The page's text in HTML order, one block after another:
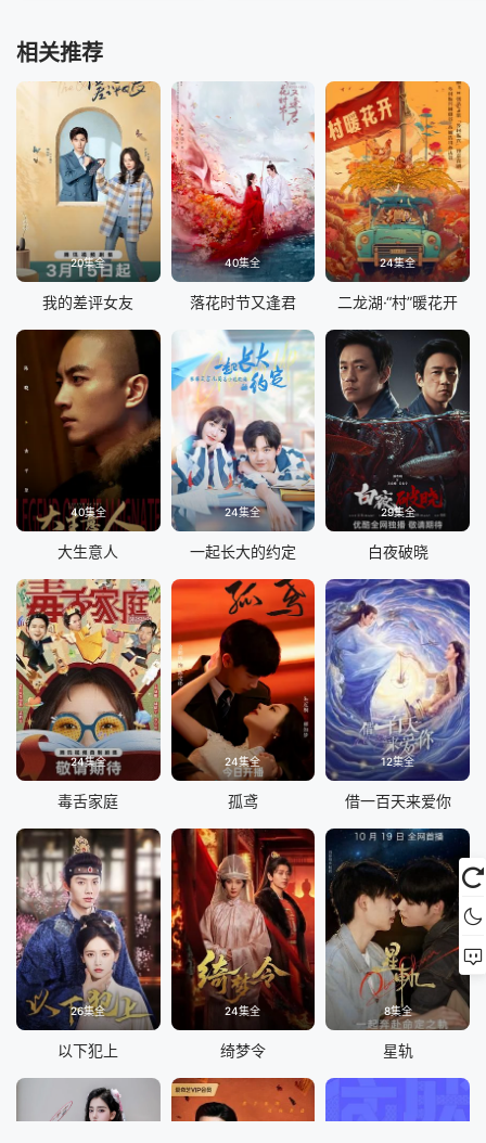
相关推荐
20集全
我的差评女友
40集全
落花时节又逢君
24集全
二龙湖·“村”暖花开
40集全
大生意人
24集全
一起长大的约定
29集全
白夜破晓
24集全
毒舌家庭
24集全
孤鸢
12集全
借一百天来爱你
26集全
以下犯上
24集全
绮梦令
8集全
星轨